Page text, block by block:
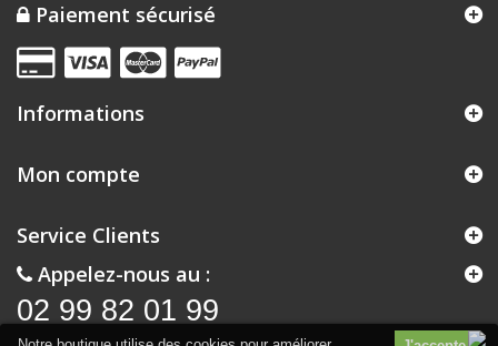
Paiement sécurisé
Informations
Mon compte
Service Clients
Appelez-nous au :
02 99 82 01 99